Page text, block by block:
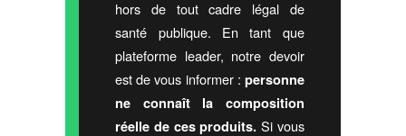
hors de tout cadre légal de
santé publique. En tant que
plateforme leader, notre devoir
est de vous informer : personne
ne connaît la composition
réelle de ces produits. Si vous